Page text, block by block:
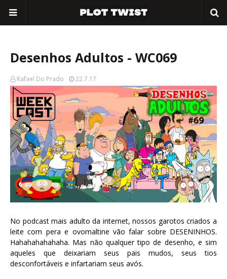
Desenhos Adultos - WC069
Rafael Do Prado 22.7.17
No podcast mais adulto da internet, nossos garotos criados a
leite com pera e ovomaltine vão falar sobre DESENINHOS.
Hahahahahahaha. Mas não qualquer tipo de desenho, e sim
aqueles que deixariam seus pais mudos, seus tios
desconfortáveis e infartariam seus avós.